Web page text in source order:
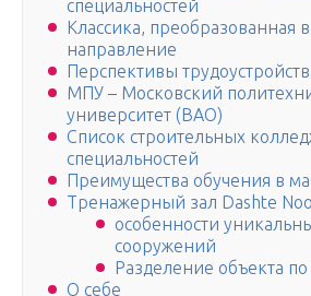
специальностей
Классика, преобразованная
направление
Перспективы
МПУ – Московский
университет (ВАО)
Список строительных
специальностей
Преимущества обучения в
Тренажерный зал Dashte
особенности
сооружений
Разделение объекта
О себе